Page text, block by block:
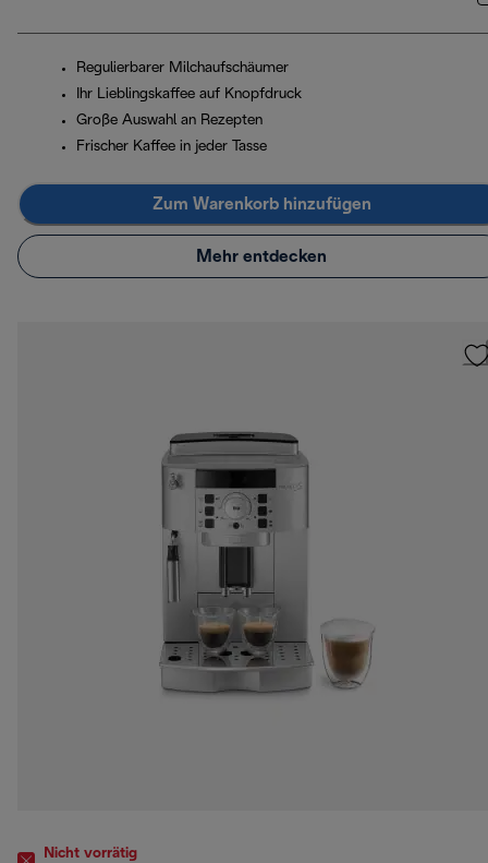
Regulierbarer Milchaufschäumer
Ihr Lieblingskaffee auf Knopfdruck
Große Auswahl an Rezepten
Frischer Kaffee in jeder Tasse
Zum Warenkorb hinzufügen
Mehr entdecken
Nicht vorrätig